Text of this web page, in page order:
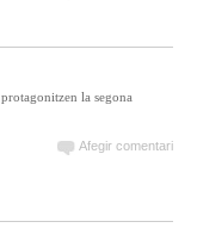
, protagonitzen la segona
Afegir comentari